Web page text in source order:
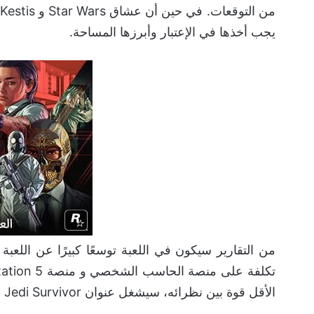
يجب أخذها في الإعتبار وأبرزها المساحة.
من التقارير سيكون في اللعبة توسعًا كبيرًا عن
الأقل قوة بين نظرائه، سيشغل عنوان Jedi Survivor